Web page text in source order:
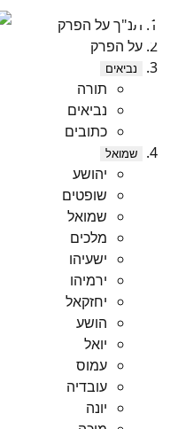
תנ"ך על הפרק
על הפרק
נביאים
תורה
נביאים
כתובים
שמואל
יהושע
שופטים
שמואל
מלכים
ישעיהו
ירמיהו
יחזקאל
הושע
יואל
עמוס
עובדיה
יונה